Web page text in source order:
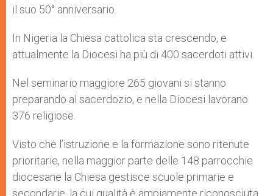
il suo 50° anniversario.
In Nigeria la Chiesa cattolica sta crescendo, e
attualmente la Diocesi ha più di 400 sacerdoti attivi.
Nel seminario maggiore 265 giovani si stanno
preparando al sacerdozio, e nella Diocesi lavorano
376 religiose.
Visto che l’istruzione e la formazione sono ritenute
prioritarie, nella maggior parte delle 148 parrocchie
diocesane la Chiesa gestisce scuole primarie e
secondarie, la cui qualità è ampiamente riconosciuta